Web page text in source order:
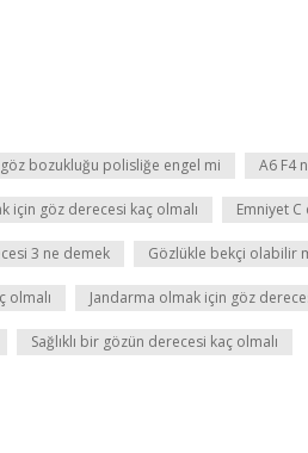
bozukluğu polisliğe engel mi A6 F4
için göz derecesi kaç olmalı Emniyet
3 ne demek Gözlükle bekçi olabilir
olmalı Jandarma olmak için göz
Sağlıklı bir gözün derecesi kaç olmalı